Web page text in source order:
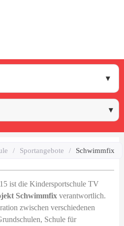
/ Sportangebote / Schwimmfix
ist die Kindersportschule TV
Schwimmfix verantwortlich.
zwischen verschiedenen
Schule für